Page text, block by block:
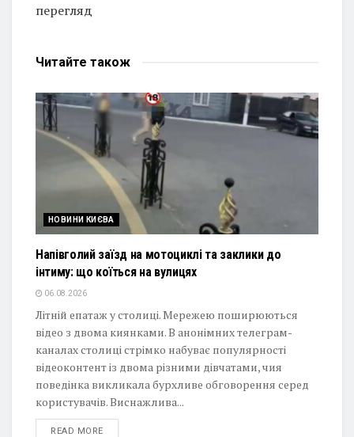
перегляд
Читайте також
НОВИНИ КИЄВА
Напівголий заїзд на мотоциклі та заклики до
інтиму: що коїться на вулицях
06.08.2026
Літній епатаж у столиці. Мережею поширюються
відео з двома киянками. В анонімних телеграм-
каналах столиці стрімко набуває популярності
відеоконтент із двома різними дівчатами, чия
поведінка викликала бурхливе обговорення серед
користувачів. Виснажлива...
READ MOREDETAILS